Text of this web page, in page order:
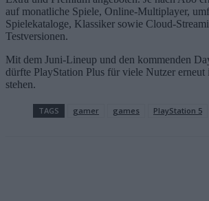
auf monatliche Spiele, Online-Multiplayer,
Spielekataloge, Klassiker sowie Cloud-
Testversionen.
Mit dem Juni-Lineup und den kommenden
dürfte PlayStation Plus für viele Nutzer
stehen.
TAGS gamer games PlayStation 5